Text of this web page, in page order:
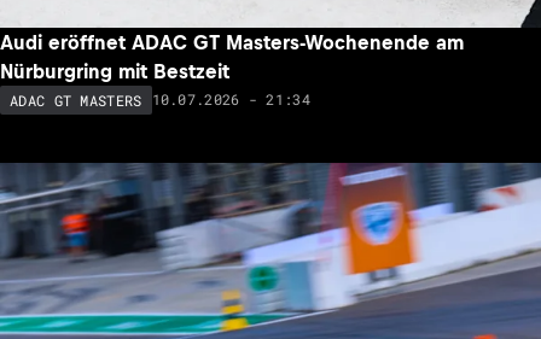
Audi eröffnet ADAC GT Masters-Wochenende am
Nürburgring mit Bestzeit
ADAC GT MASTERS 10.07.2026 - 21:34